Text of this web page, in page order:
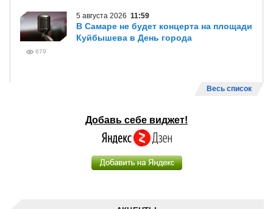
5 августа 2026 11:59
В Самаре не будет концерта на площади
Куйбышева в День города
679
Весь список
Добавь себе виджет!